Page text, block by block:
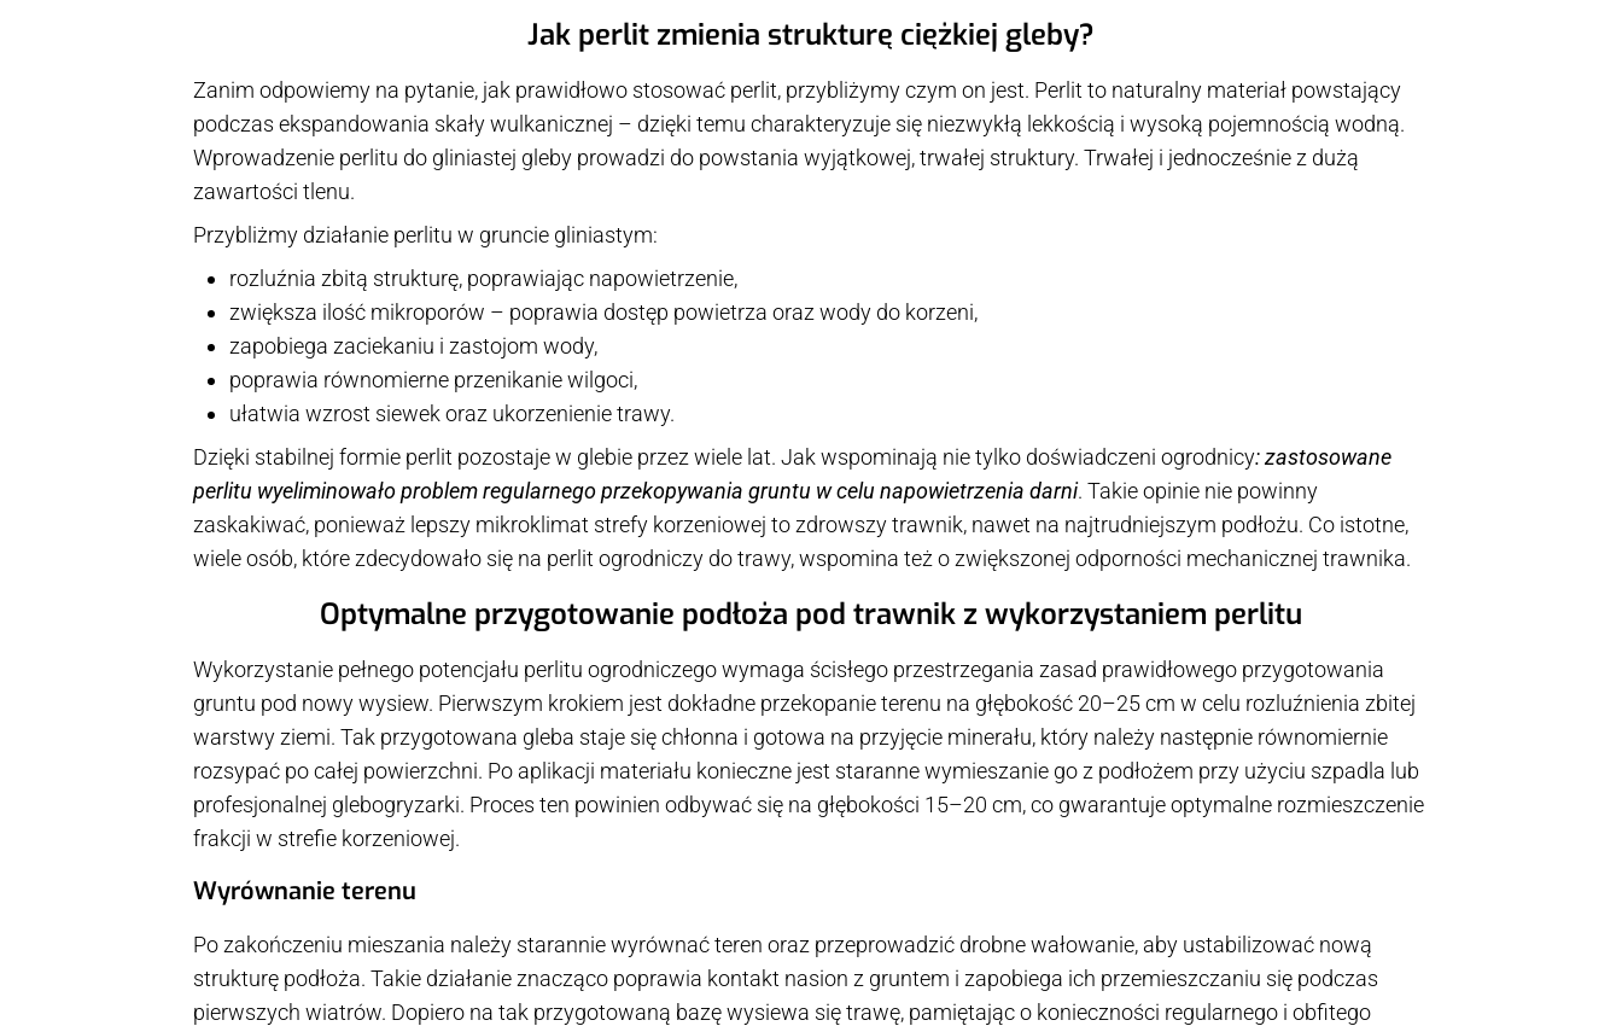
Jak perlit zmienia strukturę ciężkiej gleby?
Zanim odpowiemy na pytanie, jak prawidłowo stosować perlit, przybliżymy czym on jest. Perlit to naturalny materiał powstający
podczas ekspandowania skały wulkanicznej – dzięki temu charakteryzuje się niezwykłą lekkością i wysoką pojemnością wodną.
Wprowadzenie perlitu do gliniastej gleby prowadzi do powstania wyjątkowej, trwałej struktury. Trwałej i jednocześnie z dużą
zawartości tlenu.
Przybliżmy działanie perlitu w gruncie gliniastym:
rozluźnia zbitą strukturę, poprawiając napowietrzenie,
zwiększa ilość mikroporów – poprawia dostęp powietrza oraz wody do korzeni,
zapobiega zaciekaniu i zastojom wody,
poprawia równomierne przenikanie wilgoci,
ułatwia wzrost siewek oraz ukorzenienie trawy.
Dzięki stabilnej formie perlit pozostaje w glebie przez wiele lat. Jak wspominają nie tylko doświadczeni ogrodnicy: zastosowane
perlitu wyeliminowało problem regularnego przekopywania gruntu w celu napowietrzenia darni. Takie opinie nie powinny
zaskakiwać, ponieważ lepszy mikroklimat strefy korzeniowej to zdrowszy trawnik, nawet na najtrudniejszym podłożu. Co istotne,
wiele osób, które zdecydowało się na perlit ogrodniczy do trawy, wspomina też o zwiększonej odporności mechanicznej trawnika.
Optymalne przygotowanie podłoża pod trawnik z wykorzystaniem perlitu
Wykorzystanie pełnego potencjału perlitu ogrodniczego wymaga ścisłego przestrzegania zasad prawidłowego przygotowania
gruntu pod nowy wysiew. Pierwszym krokiem jest dokładne przekopanie terenu na głębokość 20–25 cm w celu rozluźnienia zbitej
warstwy ziemi. Tak przygotowana gleba staje się chłonna i gotowa na przyjęcie minerału, który należy następnie równomiernie
rozsypać po całej powierzchni. Po aplikacji materiału konieczne jest staranne wymieszanie go z podłożem przy użyciu szpadla lub
profesjonalnej glebogryzarki. Proces ten powinien odbywać się na głębokości 15–20 cm, co gwarantuje optymalne rozmieszczenie
frakcji w strefie korzeniowej.
Wyrównanie terenu
Po zakończeniu mieszania należy starannie wyrównać teren oraz przeprowadzić drobne wałowanie, aby ustabilizować nową
strukturę podłoża. Takie działanie znacząco poprawia kontakt nasion z gruntem i zapobiega ich przemieszczaniu się podczas
pierwszych wiatrów. Dopiero na tak przygotowaną bazę wysiewa się trawę, pamiętając o konieczności regularnego i obfitego